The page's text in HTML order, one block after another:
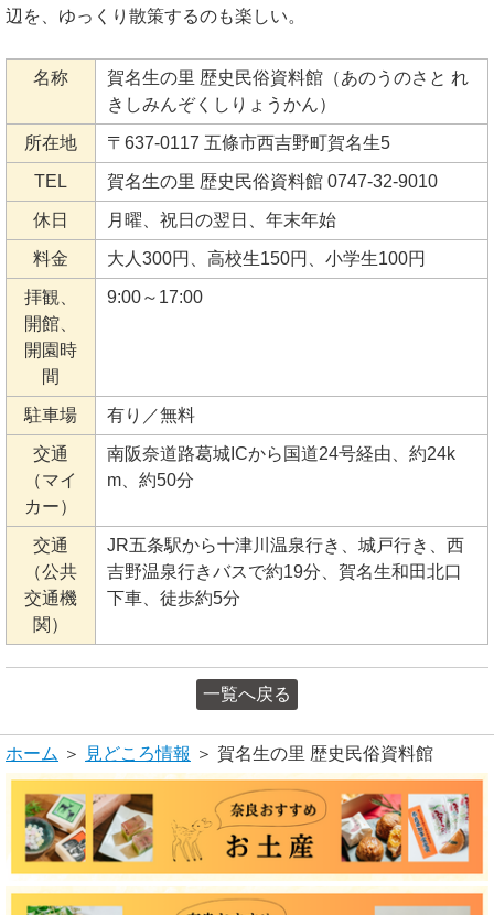
辺を、ゆっくり散策するのも楽しい。
名称
賀名生の里 歴史民俗資料館（あのうのさと れ
きしみんぞくしりょうかん）
所在地 〒637-0117 五條市西吉野町賀名生5
TEL 賀名生の里 歴史民俗資料館 0747-32-9010
休日 月曜、祝日の翌日、年末年始
料金 大人300円、高校生150円、小学生100円
拝観、
開館、
開園時
間
9:00～17:00
駐車場 有り／無料
交通
（マイ
カー）
南阪奈道路葛城ICから国道24号経由、約24k
m、約50分
交通
（公共
交通機
関）
JR五条駅から十津川温泉行き、城戸行き、西
吉野温泉行きバスで約19分、賀名生和田北口
下車、徒歩約5分
一覧へ戻る
ホーム ＞ 見どころ情報 ＞ 賀名生の里 歴史民俗資料館